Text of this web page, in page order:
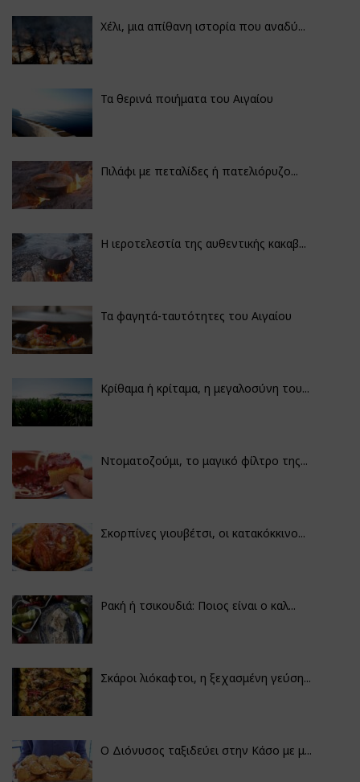
Χέλι, μια απίθανη ιστορία που αναδύ...
Τα θερινά ποιήματα του Αιγαίου
Πιλάφι με πεταλίδες ή πατελιόρυζο...
Η ιεροτελεστία της αυθεντικής κακαβ...
Τα φαγητά-ταυτότητες του Αιγαίου
Κρίθαμα ή κρίταμα, η μεγαλοσύνη του...
Ντοματοζούμι, το μαγικό φίλτρο της...
Σκορπίνες γιουβέτσι, οι κατακόκκινο...
Ρακή ή τσικουδιά: Ποιος είναι ο καλ...
Σκάροι λιόκαφτοι, η ξεχασμένη γεύση...
Ο Διόνυσος ταξιδεύει στην Κάσο με μ...